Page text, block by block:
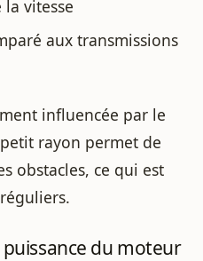
vitesse
aux transmissions
influencée par le
rayon permet de
obstacles, ce qui est
du moteur